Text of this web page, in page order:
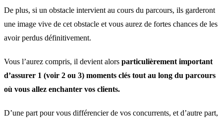
De plus, si un obstacle intervient au cours du parcours, ils garderont
une image vive de cet obstacle et vous aurez de fortes chances de les
avoir perdus définitivement.
Vous l’aurez compris, il devient alors particulièrement important
d’assurer 1 (voir 2 ou 3) moments clés tout au long du parcours
où vous allez enchanter vos clients.
D’une part pour vous différencier de vos concurrents, et d’autre part,